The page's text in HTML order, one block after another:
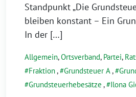
Standpunkt „Die
bleiben konstant – Ein
In der […]
Allgemein,Ortsverband, Partei,
Fraktion, Grundsteuer A,
Grundsteuerhebesätze , Ilona